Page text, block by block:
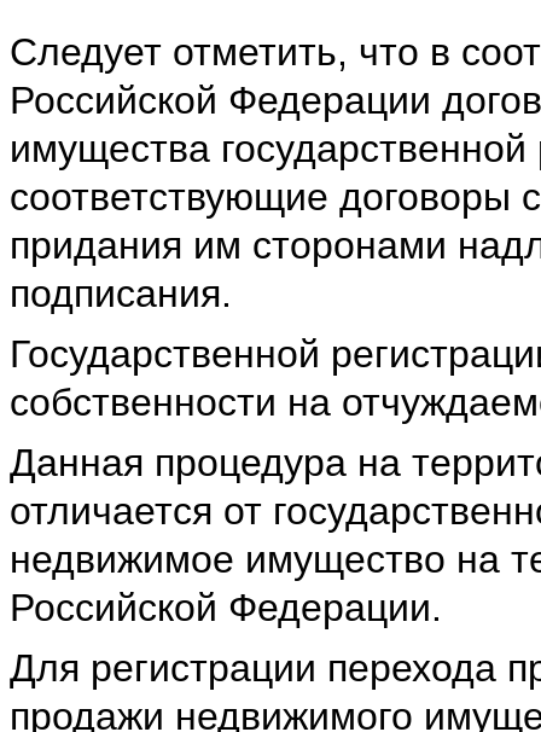
Следует отметить, что в
Российской Федерации
имущества
соответствующие договоры
придания им сторонами
подписания.
Государственной
собственности на
Данная процедура на
отличается от
недвижимое имущество на
Российской Федерации.
Для регистрации перехода
продажи недвижимого